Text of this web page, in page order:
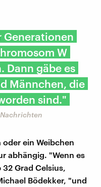
Generationen
W
Dann gäbe es
Männchen, die
sind."
oder ein Weibchen
abhängig. "Wenn es
Grad Celsius,
Bödekker, "und